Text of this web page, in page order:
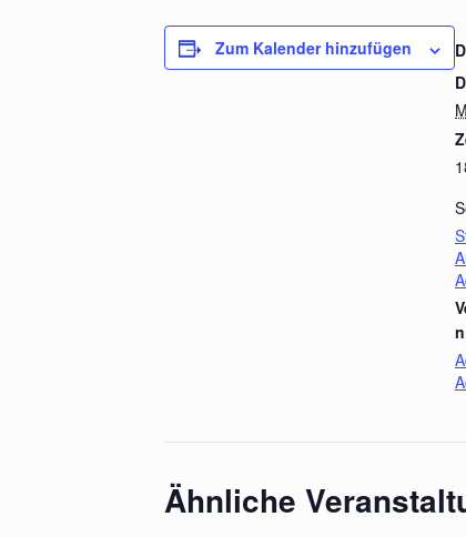
Zum Kalender hinzufügen
Ähnliche